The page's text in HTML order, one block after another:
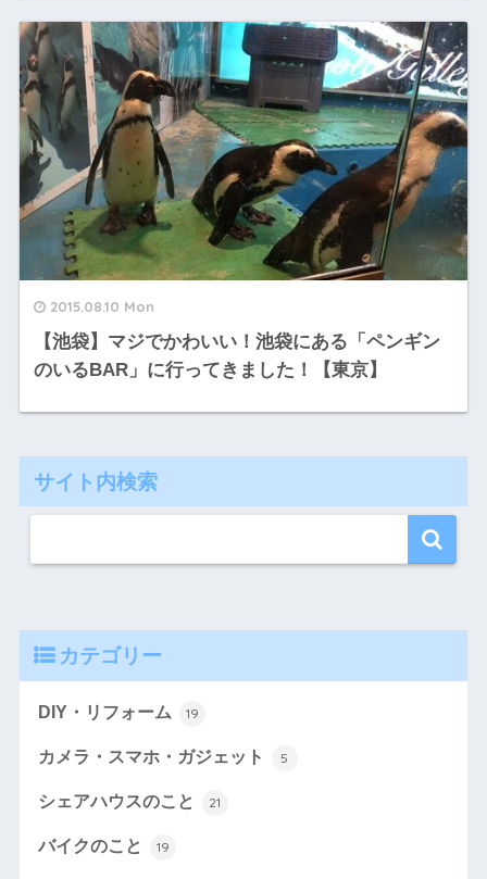
2015.08.10 Mon
【池袋】マジでかわいい！池袋にある「ペンギン
のいるBAR」に行ってきました！【東京】
サイト内検索
カテゴリー
DIY・リフォーム 19
カメラ・スマホ・ガジェット 5
シェアハウスのこと 21
バイクのこと 19